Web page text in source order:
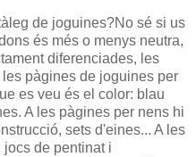
de joguines?No sé si us
és més o menys neutra,
diferenciades, les
pàgines de joguines per
es veu és el color: blau
A les pàgines per nens hi
sets d'eines... A les
de pentinat i